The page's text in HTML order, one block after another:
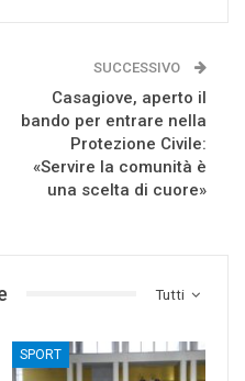
SUCCESSIVO
Casagiove, aperto il
bando per entrare nella
Protezione Civile:
«Servire la comunità è
una scelta di cuore»
Tutti
SPORT